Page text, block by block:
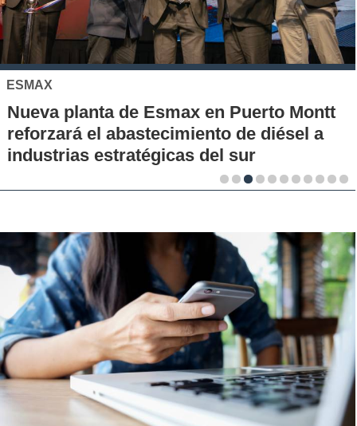
BANCOESTADO
BancoEstado relanza su alianza con
JetSMART y suma descuentos para sus
clientes